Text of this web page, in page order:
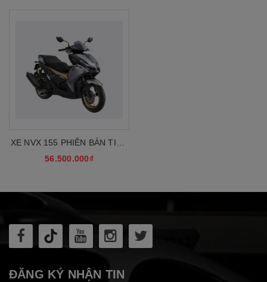
XE NVX 155 PHIÊN BẢN TIÊU
CHUẨN 2025
56.500.000₫
ĐĂNG KÝ NHẬN TIN